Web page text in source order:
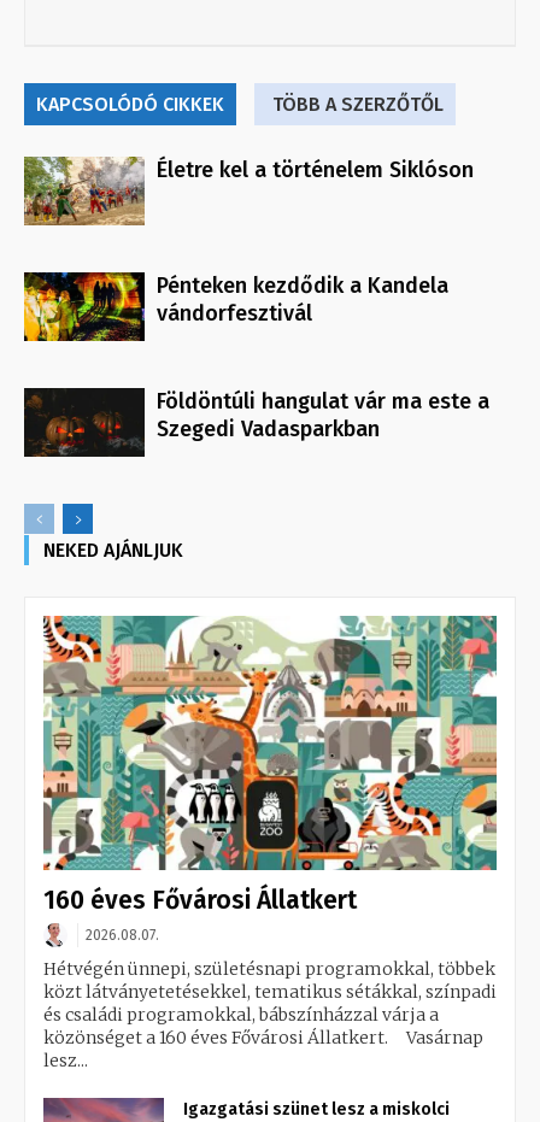
KAPCSOLÓDÓ CIKKEK TÖBB A SZERZŐTŐL
Életre kel a történelem Siklóson
Pénteken kezdődik a Kandela
vándorfesztivál
Földöntúli hangulat vár ma este a
Szegedi Vadasparkban
NEKED AJÁNLJUK
160 éves Fővárosi Állatkert
2026.08.07.
Hétvégén ünnepi, születésnapi programokkal, többek
közt látványetetésekkel, tematikus sétákkal, színpadi
és családi programokkal, bábszínházzal várja a
közönséget a 160 éves Fővárosi Állatkert. Vasárnap
lesz...
Igazgatási szünet lesz a miskolci